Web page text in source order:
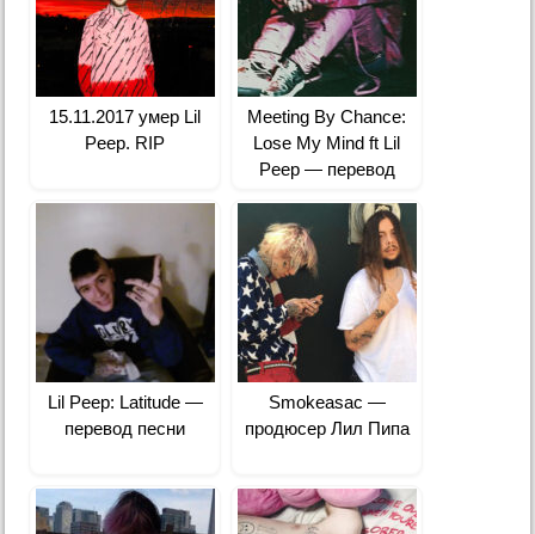
15.11.2017 умер Lil
Peep. RIP
Meeting By Chance:
Lose My Mind ft Lil
Peep — перевод
Lil Peep: Latitude —
перевод песни
Smokeasac —
продюсер Лил Пипа